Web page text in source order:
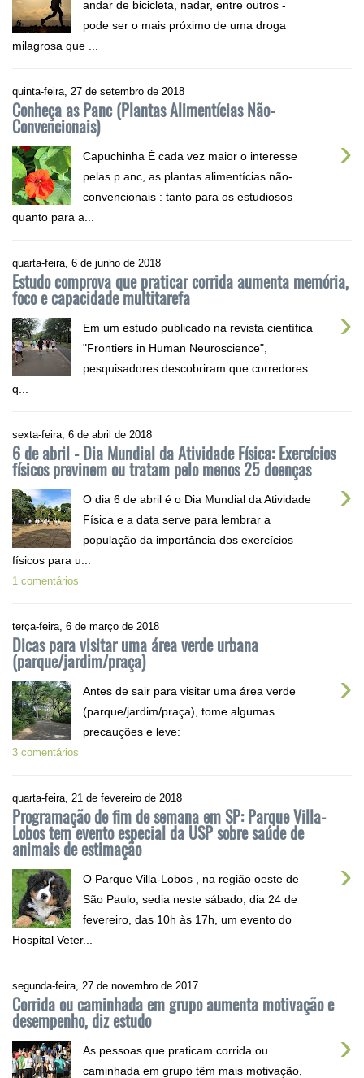
andar de bicicleta, nadar, entre outros -
pode ser o mais próximo de uma droga
milagrosa que ...
quinta-feira, 27 de setembro de 2018
Conheça as Panc (Plantas Alimentícias Não-
Convencionais)
›
Capuchinha É cada vez maior o interesse
pelas p anc, as plantas alimentícias não-
convencionais : tanto para os estudiosos
quanto para a...
quarta-feira, 6 de junho de 2018
Estudo comprova que praticar corrida aumenta memória,
foco e capacidade multitarefa
›
Em um estudo publicado na revista científica
"Frontiers in Human Neuroscience",
pesquisadores descobriram que corredores
q...
sexta-feira, 6 de abril de 2018
6 de abril - Dia Mundial da Atividade Física: Exercícios
físicos previnem ou tratam pelo menos 25 doenças
›
O dia 6 de abril é o Dia Mundial da Atividade
Física e a data serve para lembrar a
população da importância dos exercícios
físicos para u...
1 comentários
terça-feira, 6 de março de 2018
Dicas para visitar uma área verde urbana
(parque/jardim/praça)
›
Antes de sair para visitar uma área verde
(parque/jardim/praça), tome algumas
precauções e leve:
3 comentários
quarta-feira, 21 de fevereiro de 2018
Programação de fim de semana em SP: Parque Villa-
Lobos tem evento especial da USP sobre saúde de
animais de estimação
›
O Parque Villa-Lobos , na região oeste de
São Paulo, sedia neste sábado, dia 24 de
fevereiro, das 10h às 17h, um evento do
Hospital Veter...
segunda-feira, 27 de novembro de 2017
Corrida ou caminhada em grupo aumenta motivação e
desempenho, diz estudo
›
As pessoas que praticam corrida ou
caminhada em grupo têm mais motivação,